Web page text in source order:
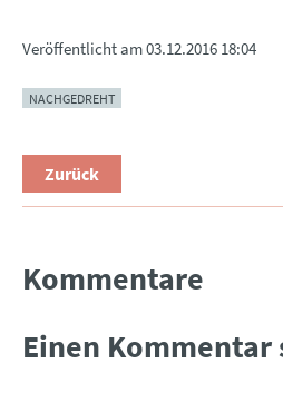
Veröffentlicht am03.12.2016 18:04
NACHGEDREHT
Zurück
Kommentare
Einen Kommentar